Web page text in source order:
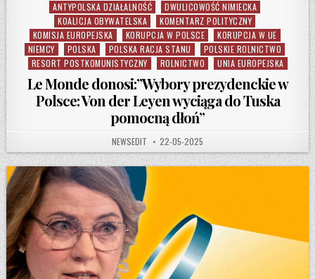
Posted in
ANTYPOLSKA DZIAŁALNOŚĆ
DWULICOWOŚĆ NIMIECKA
KOALICJA OBYWATELSKA
KOMENTARZ POLITYCZNY
KOMISJA EUROPEJSKA
KORUPCJA W POLSCE
KORUPCJA W UE
NIEMCY
POLSKA POLSKA RACJA STANU
POLSKIE ROLNICTWO
RESORT POSTKOMUNISTYCZNY
ROLNICTWO UNIA EUROPEJSKA
Le Monde donosi:”Wybory prezydenckie w
Polsce: Von der Leyen wyciąga do Tuska
pomocną dłoń”
AUTHOR:
NEWSEDIT PUBLISHED DATE:
22-05-2025